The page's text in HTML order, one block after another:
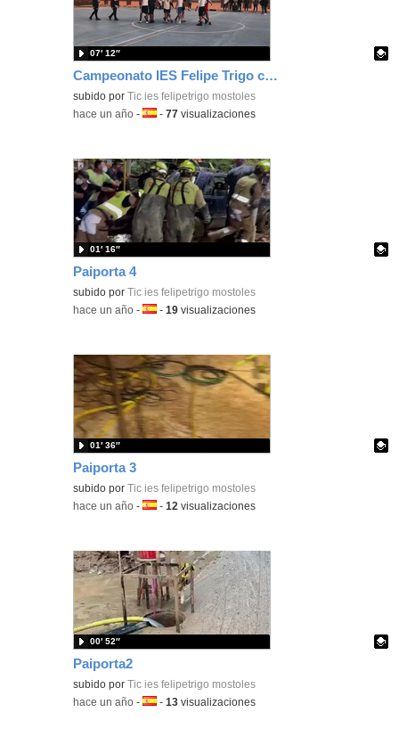
Campeonato IES Felipe Trigo curso 2024-25
Contenido educativo.
subido por Tic ies felipetrigo mostoles
07′ 12″
-hace un año -Idioma:
-77 visualizaciones
Paiporta 4
Contenido educativo.
subido por Tic ies felipetrigo mostoles
01′ 16″
-hace un año -Idioma:
-19 visualizaciones
Paiporta 3
Contenido educativo.
subido por Tic ies felipetrigo mostoles
01′ 36″
-hace un año -Idioma:
-12 visualizaciones
Paiporta2
Contenido educativo.
subido por Tic ies felipetrigo mostoles
00′ 52″
-hace un año -Idioma:
-13 visualizaciones